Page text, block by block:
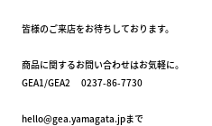
皆様のご来店をお待ちしております。
商品に関するお問い合わせはお気軽に。
GEA1/GEA2 0237-86-7730
hello@gea.yamagata.jpまで